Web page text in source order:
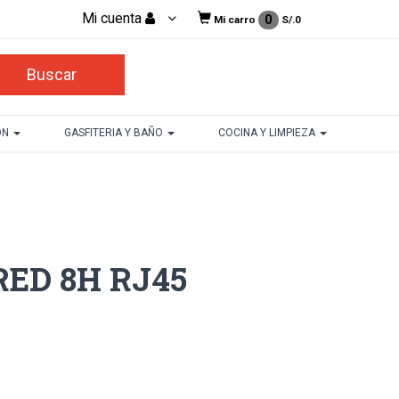
Mi cuenta Mi carro 0 S/.0
GASFITERIA Y BAÑO COCINA Y LIMPIEZA
8H RJ45